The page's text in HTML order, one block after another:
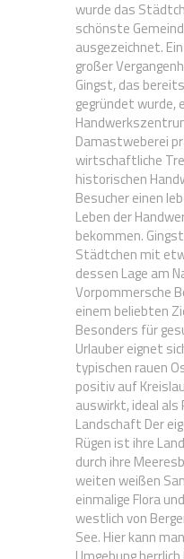
wurde das
schönste
ausgezeichnet.
großer
Gingst, das
gegründet wurde,
Damastweberei
wirtschaftliche
historischen
Besucher einen
Leben der
bekommen.
Städtchen mit
dessen Lage am
Vorpommersche
einem beliebten
Besonders für
Urlauber eignet
typischen rauen
positiv auf
auswirkt, ideal als
Landschaft Der
Rügen ist ihre
durch ihre
weiten weißen
einmalige Flora
westlich von
See. Hier kann